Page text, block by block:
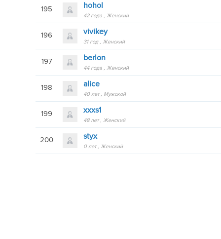
195 hohol
42 года Женский
196 vivikey
31 год Женский
197 berlon
44 года Женский
198 alice
40 лет Мужской
199 xxxs1
48 лет Женский
200 styx
0 лет Женский